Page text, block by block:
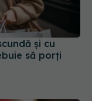
și cu
să porți